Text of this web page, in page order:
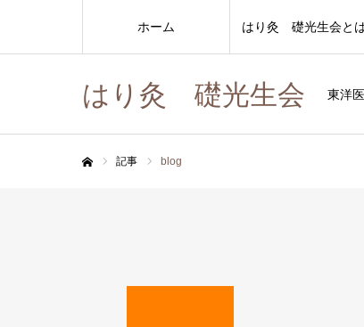
はり灸 礎光生会 東洋
ホーム はり灸 礎光生会と
記事 blog